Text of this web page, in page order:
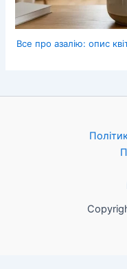
Все про азалію: опис